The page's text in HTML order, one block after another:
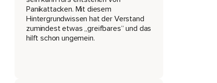
Was dem limbischen System signalisiert,
Dass die Situation,
Panikattacken. Mit diesem
Hintergrundwissen hat der Verstand
zumindest etwas „greifbares“ und das
hilft schon ungemein.